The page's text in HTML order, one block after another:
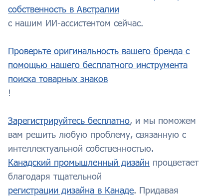
собственность в Австралии
с нашим ИИ-ассистентом сейчас.
Проверьте оригинальность вашего бренда с
помощью нашего бесплатного инструмента
поиска товарных знаков
!
Зарегистрируйтесь бесплатно, и мы поможем
вам решить любую проблему, связанную с
интеллектуальной собственностью.
Канадский промышленный дизайн процветает
благодаря тщательной
регистрации дизайна в Канаде. Придавая